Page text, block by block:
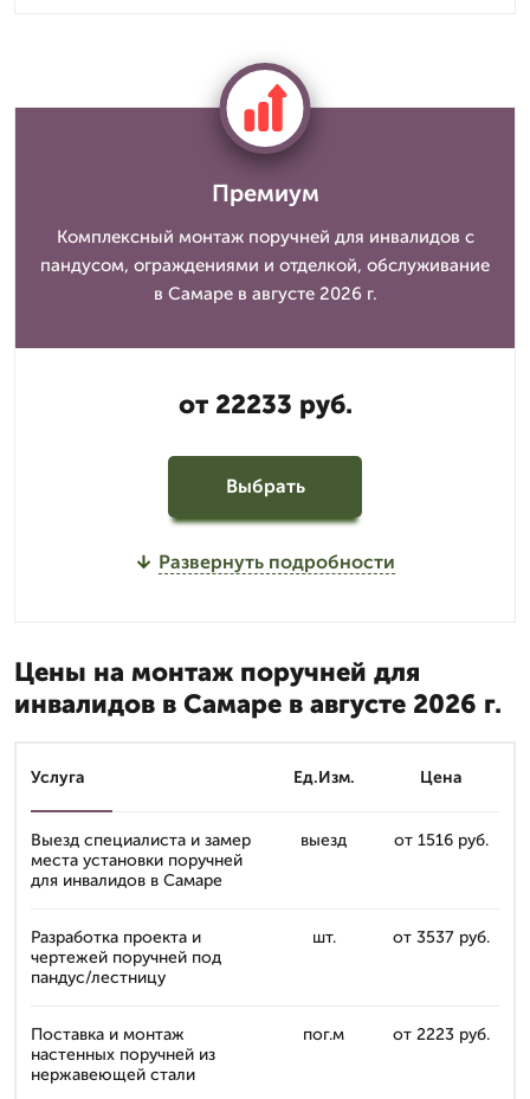
Премиум
Комплексный монтаж поручней для инвалидов с
пандусом, ограждениями и отделкой, обслуживание
в Самаре в августе 2026 г.
от 22233 руб.
Выбрать
Развернуть подробности
Цены на монтаж поручней для
инвалидов в Самаре в августе 2026 г.
Услуга Ед.Изм. Цена
Выезд специалиста и замер
места установки поручней
для инвалидов в Самаре
выезд от 1516 руб.
Разработка проекта и
чертежей поручней под
пандус/лестницу
шт. от 3537 руб.
Поставка и монтаж
настенных поручней из
нержавеющей стали
пог.м от 2223 руб.